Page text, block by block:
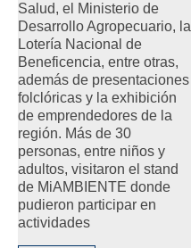
Salud, el Ministerio de
Desarrollo Agropecuario, la
Lotería Nacional de
Beneficencia, entre otras,
además de presentaciones
folclóricas y la exhibición
de emprendedores de la
región. Más de 30
personas, entre niños y
adultos, visitaron el stand
de MiAMBIENTE donde
pudieron participar en
actividades